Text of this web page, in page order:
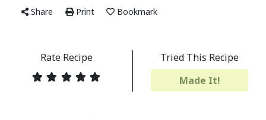
Share Print Bookmark
Rate Recipe
Tried This Recipe
Made It!